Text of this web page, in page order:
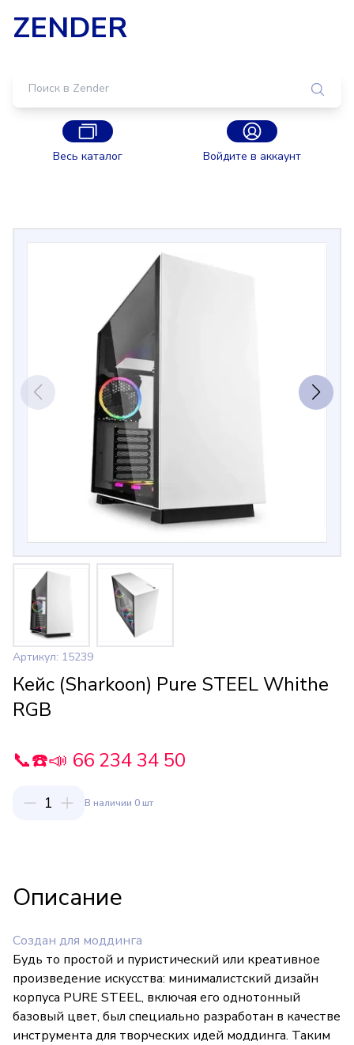
ZENDER
Весь каталог Войдите в аккаунт
Артикул: 15239
Кейс (Sharkoon) Pure STEEL Whithe
RGB
📞☎️📣 66 234 34 50
1 В наличии 0 шт
Описание
Создан для моддинга
Будь то простой и пуристический или креативное
произведение искусства: минималистский дизайн
корпуса PURE STEEL, включая его однотонный
базовый цвет, был специально разработан в качестве
инструмента для творческих идей моддинга. Таким